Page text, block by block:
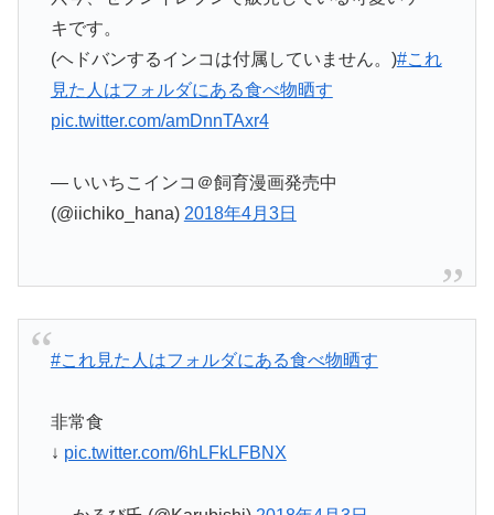
キです。
(ヘドバンするインコは付属していません。)#これ
見た人はフォルダにある食べ物晒す
pic.twitter.com/amDnnTAxr4
— いいちこインコ＠飼育漫画発売中
(@iichiko_hana) 2018年4月3日
#これ見た人はフォルダにある食べ物晒す
非常食
↓ pic.twitter.com/6hLFkLFBNX